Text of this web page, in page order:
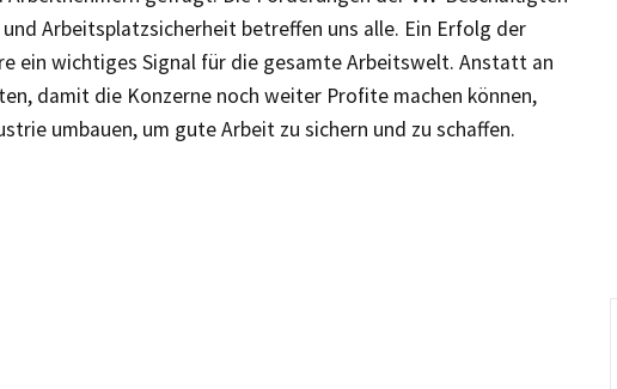
Arbeitsplatzsicherheit betreffen uns alle. Ein Erfolg der
ein wichtiges Signal für die gesamte Arbeitswelt. Anstatt an
damit die Konzerne noch weiter Profite machen können,
umbauen, um gute Arbeit zu sichern und zu schaffen.